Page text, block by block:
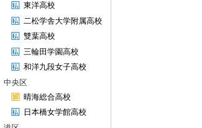
東洋高校
二松学舎大学附属高校
雙葉高校
三輪田学園高校
和洋九段女子高校
中央区
晴海総合高校
日本橋女学館高校